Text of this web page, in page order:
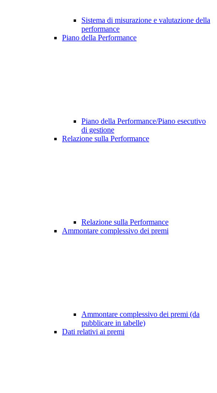
Sistema di misurazione e valutazione della
performance
Piano della Performance
Piano della Performance/Piano esecutivo
di gestione
Relazione sulla Performance
Relazione sulla Performance
Ammontare complessivo dei premi
Ammontare complessivo dei premi (da
pubblicare in tabelle)
Dati relativi ai premi